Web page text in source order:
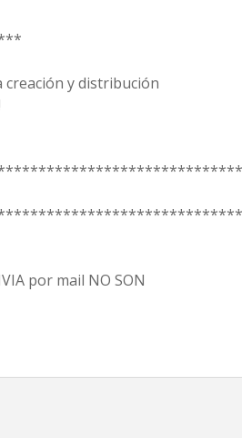
creación y distribución
por mail NO SON